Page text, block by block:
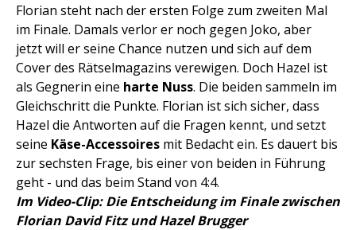
Florian steht nach der ersten Folge zum zweiten Mal
im Finale. Damals verlor er noch gegen Joko, aber
jetzt will er seine Chance nutzen und sich auf dem
Cover des Rätselmagazins verewigen. Doch Hazel ist
als Gegnerin eine harte Nuss. Die beiden sammeln im
Gleichschritt die Punkte. Florian ist sich sicher, dass
Hazel die Antworten auf die Fragen kennt, und setzt
seine Käse-Accessoires mit Bedacht ein. Es dauert bis
zur sechsten Frage, bis einer von beiden in Führung
geht - und das beim Stand von 4:4.
Im Video-Clip: Die Entscheidung im Finale zwischen
Florian David Fitz und Hazel Brugger